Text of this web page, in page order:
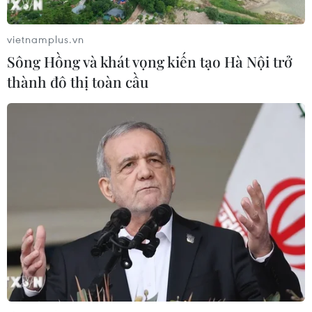
06/08/2026 15:07
Cảnh sát khám xét nơi ở của Huấn
"Hoa Hồng"
Bãi bỏ một số văn bản quy phạm
pháp luật không còn phù hợp
Khởi tố người đi bộ gây tai nạn chết
người trên quốc lộ ở Quảng Trị
vietnamplus.vn
Sông Hồng và khát vọng kiến tạo Hà Nội trở
thành đô thị toàn cầu